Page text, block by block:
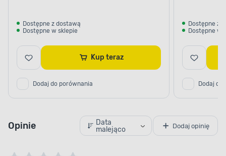
Dostępne z dostawą
Dostępne w sklepie
Kup teraz
Dodaj do porównania
Dostępne z
Dostępne w
Dodaj do
Opinie
Data
malejąco
Dodaj opinię